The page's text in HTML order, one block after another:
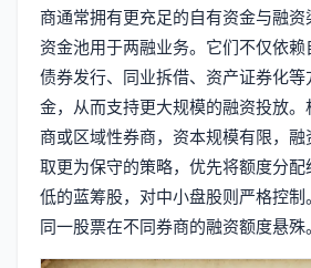
商通常拥有更充足的自有资金与融
资金池用于两融业务。它们不仅依
债券发行、同业拆借、资产证券化
金，从而支持更大规模的融资投放
商或区域性券商，资本规模有限，
取更为保守的策略，优先将额度分
低的蓝筹股，对中小盘股则严格控
同一股票在不同券商的融资额度悬殊。